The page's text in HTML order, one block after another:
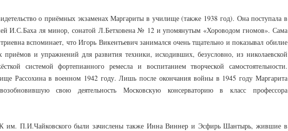
о приёмных экзаменах Маргариты в училище (также 1938 год). Она поступала в
И.С.Баха ля минор, сонатой Л.Бетховена № 12 и упомянутым «Хороводом гномов». Сама
вспоминает, что Игорь Викентьевич занимался очень тщательно и показывал обилие
приёмов и упражнений для развития техники, исходивших, безусловно, из николаевской
системой фортепианного ремесла и воспитанием творческой самостоятельности.
Рассохина в военном 1942 году. Лишь после окончания войны в 1945 году Маргарита
свою деятельность Московскую консерваторию в класс профессора
им. П.И.Чайковского были зачислены также Инна Виннер и Эсфирь Шантырь, жившие в